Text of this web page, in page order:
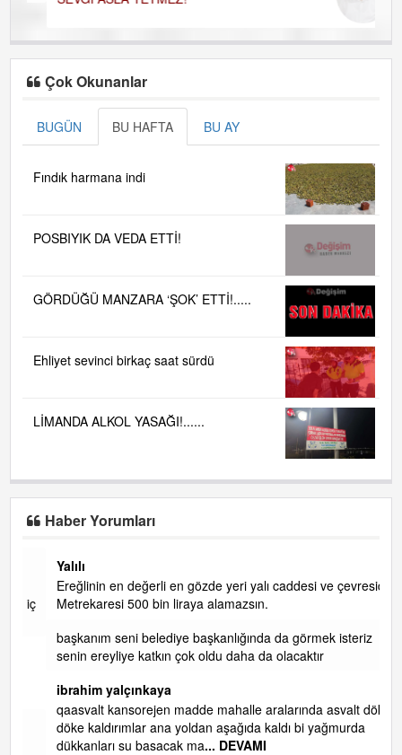
Çok Okunanlar
BUGÜN BU HAFTA BU AY
Fındık harmana indi
POSBIYIK DA VEDA ETTİ!
GÖRDÜĞÜ MANZARA ‘ŞOK’ ETTİ!.....
Ehliyet sevinci birkaç saat sürdü
LİMANDA ALKOL YASAĞI!......
Haber Yorumları
Yalılı
Ereğlinin en değerli en gözde yeri yalı caddesi ve çevresidir.
Metrekaresi 500 bin liraya alamazsın.
başkanım seni belediye başkanlığında da görmek isteriz
senin ereyliye katkın çok oldu daha da olacaktır
ibrahim yalçınkaya
qaasvalt kansorejen madde mahalle aralarında asvalt döke
döke kaldırımlar ana yoldan aşağıda kaldı bi yağmurda
dükkanları su basacak ma... DEVAMI